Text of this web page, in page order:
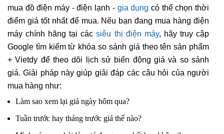
mua đồ điện máy - điện lạnh - gia dụng có thể chọn thời
điểm giá tốt nhất để mua. Nếu bạn đang mua hàng điện
máy chính hãng tại cácsiêu thị điện máy, hãy truy cập
Google tìm kiếm từ khóa so sánh giá theo tên sản phẩm
+ Vietdy để theo dõi lịch sử biến động giá và so sánh
giá. Giải pháp này giúp giải đáp các câu hỏi của người
mua hàng như:
Làm sao xem lại giá ngày hôm qua?
Tuần trước hay tháng trước giá thế nào?